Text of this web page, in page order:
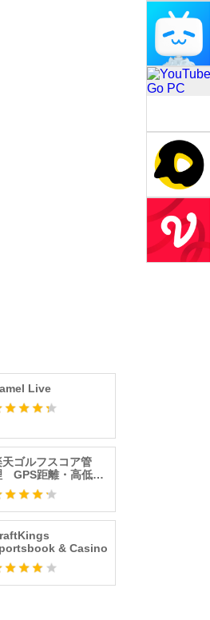
Live
天ゴルフスコア管
GPS距離・高低差
計測・スイング解析
& Casino